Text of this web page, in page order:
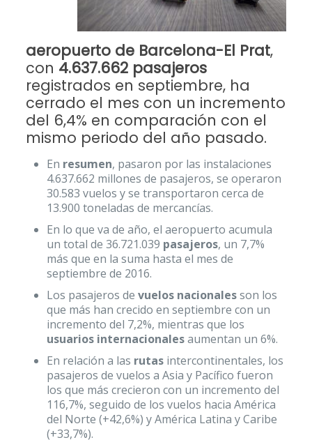
aeropuerto de Barcelona-El Prat,
con 4.637.662 pasajeros
registrados en septiembre, ha
cerrado el mes con un incremento
del 6,4% en comparación con el
mismo periodo del año pasado.
En resumen, pasaron por las instalaciones
4.637.662 millones de pasajeros, se operaron
30.583 vuelos y se transportaron cerca de
13.900 toneladas de mercancías.
En lo que va de año, el aeropuerto acumula
un total de 36.721.039 pasajeros, un 7,7%
más que en la suma hasta el mes de
septiembre de 2016.
Los pasajeros de vuelos nacionalesson los
que más han crecido en septiembre con un
incremento del 7,2%, mientras que los
usuarios internacionalesaumentan un 6%.
En relación a las rutasintercontinentales, los
pasajeros de vuelos a Asia y Pacífico fueron
los que más crecieron con un incremento del
116,7%, seguido de los vuelos hacia América
del Norte (+42,6%) y América Latina y Caribe
(+33,7%).